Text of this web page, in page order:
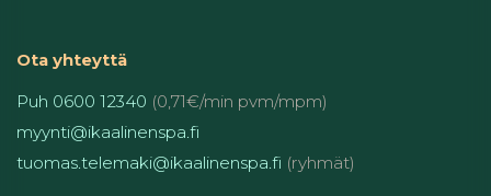
Ota yhteyttä
Puh 0600 12340 (0,71€/min pvm/mpm)
myynti@ikaalinenspa.fi
tuomas.telemaki@ikaalinenspa.fi (ryhmät)